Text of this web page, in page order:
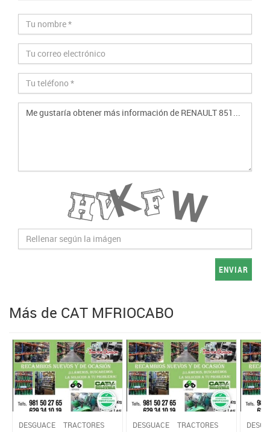
ENVIAR
Más de CAT MFRIOCABO
DESGUACE TRACTORES DESGUACE TRACTORES